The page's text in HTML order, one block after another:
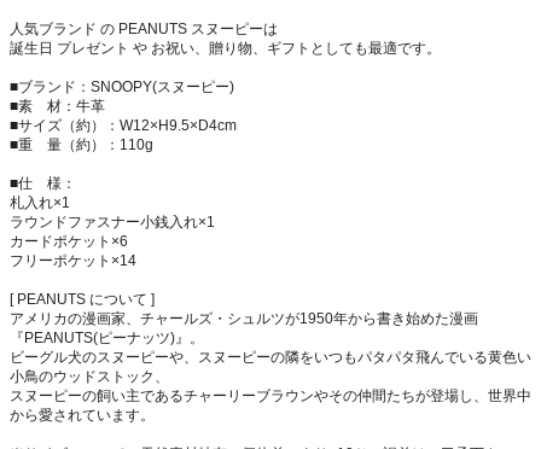
人気ブランド の PEANUTS スヌーピーは
誕生日 プレゼント や お祝い、贈り物、ギフトとしても最適です。
■ブランド：SNOOPY(スヌーピー)
■素 材：牛革
■サイズ（約）：W12×H9.5×D4cm
■重 量（約）：110g
■仕 様：
札入れ×1
ラウンドファスナー小銭入れ×1
カードポケット×6
フリーポケット×14
[ PEANUTS について ]
アメリカの漫画家、チャールズ・シュルツが1950年から書き始めた漫画
『PEANUTS(ピーナッツ)』。
ビーグル犬のスヌーピーや、スヌーピーの隣をいつもパタパタ飛んでいる黄色い
小鳥のウッドストック、
スヌーピーの飼い主であるチャーリーブラウンやその仲間たちが登場し、世界中
から愛されています。